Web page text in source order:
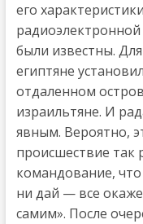
его
были известны.
египтяне
отдаленном
израильтяне. И
явным. Вероятно,
происшествие так
командование,
ни дай — все
самим». После